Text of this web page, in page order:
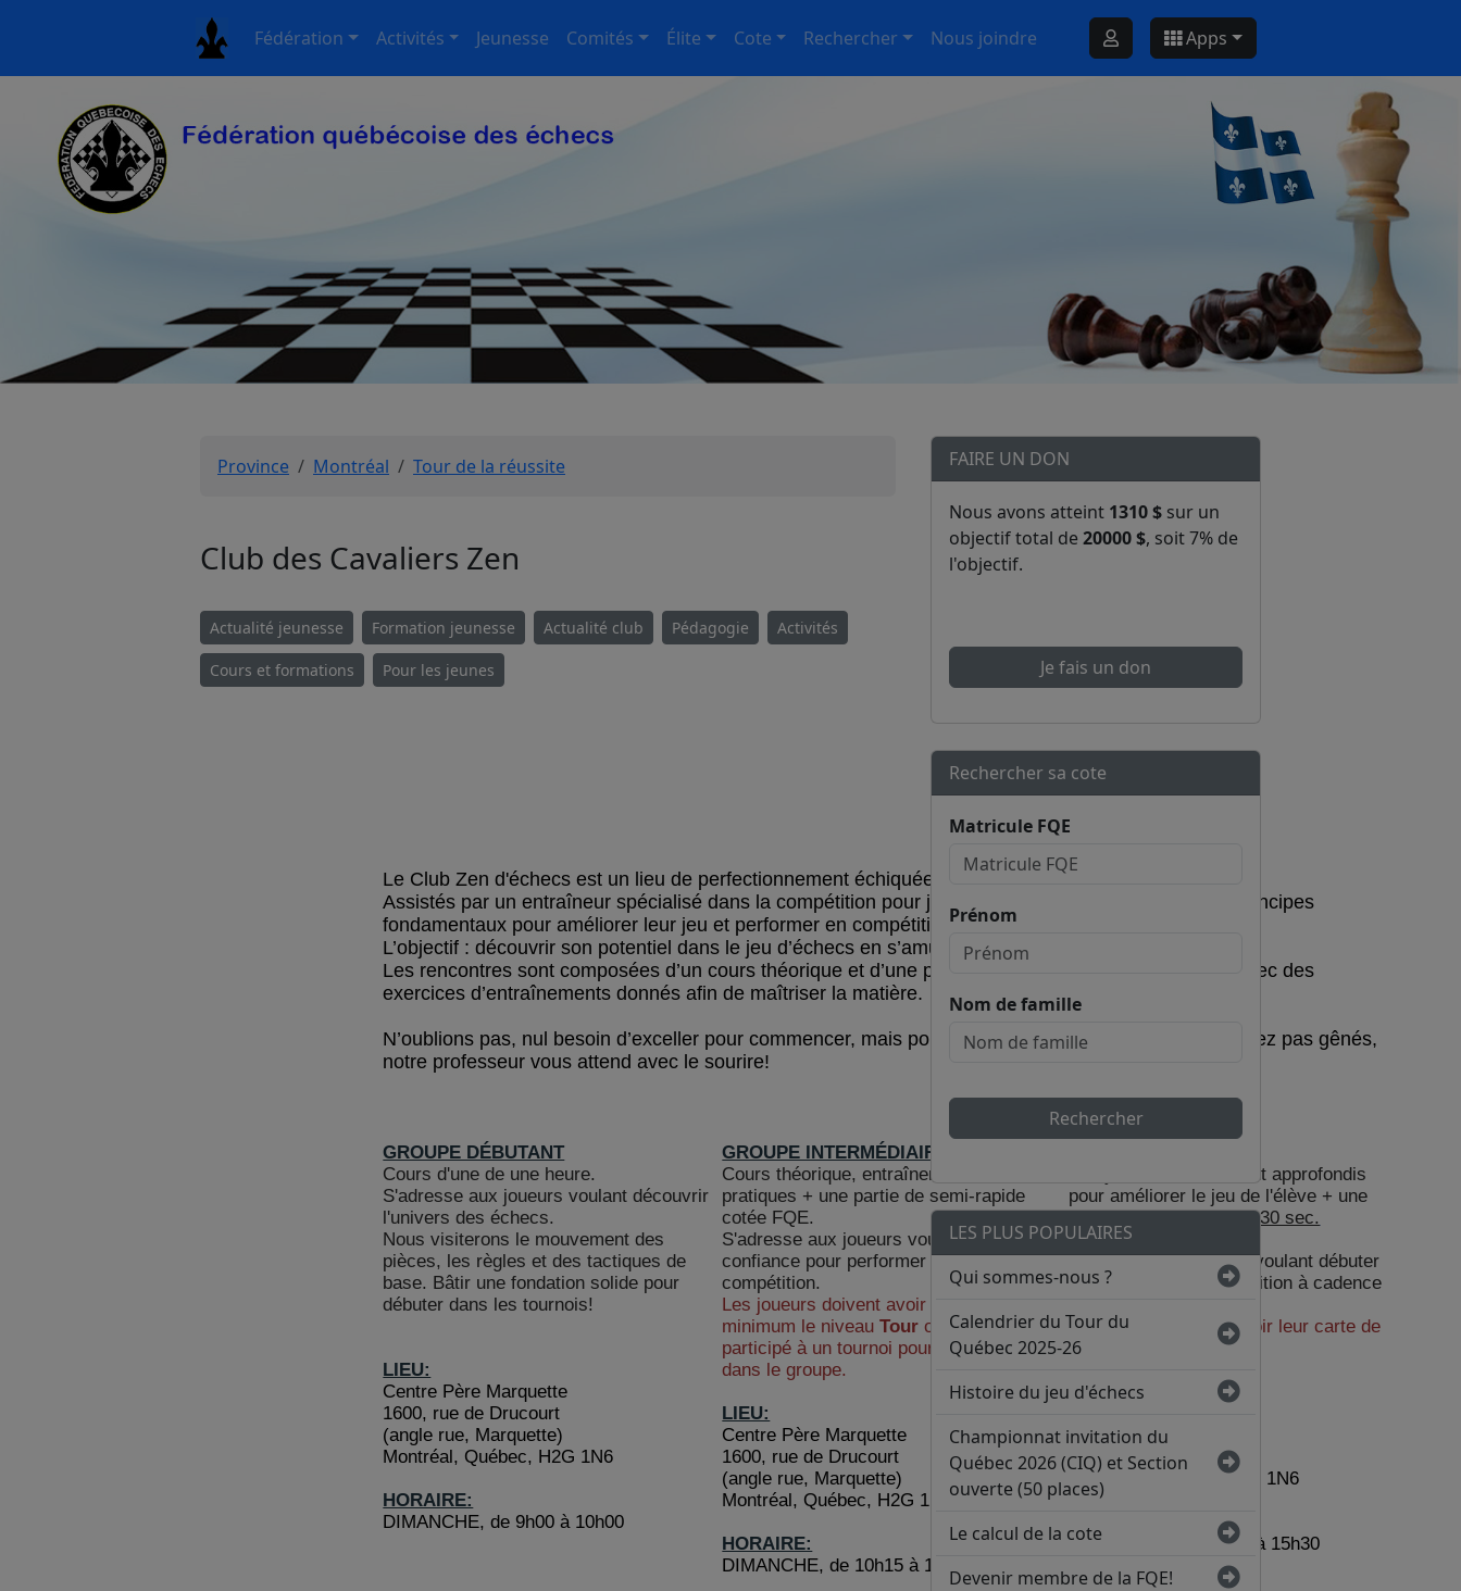
Fédération Activités Jeunesse Comités Élite Cote Rechercher Nous joindre Apps
Province Montréal Tour de la réussite
Club des Cavaliers Zen
Actualité jeunesse Formation jeunesse Actualité club Pédagogie Activités
Cours et formations Pour les jeunes
Le Club Zen d'échecs est un lieu de perfectionnement échiquéen pour les jeunes.
Assistés par un entraîneur spécialisé dans la compétition pour jeunes, les joueurs apprendront les principes
fondamentaux pour améliorer leur jeu et performer en compétition.
L’objectif : découvrir son potentiel dans le jeu d’échecs en s’amusant.
Les rencontres sont composées d’un cours théorique et d’une période pratique (partie cotée FQE) avec des
exercices d’entraînements donnés afin de maîtriser la matière.
N’oublions pas, nul besoin d’exceller pour commencer, mais pour exceller, il faut commencer! Ne soyez pas gênés,
notre professeur vous attend avec le sourire!
GROUPE DÉBUTANT
Cours d'une de une heure.
S'adresse aux joueurs voulant découvrir
l'univers des échecs.
Nous visiterons le mouvement des
pièces, les règles et des tactiques de
base. Bâtir une fondation solide pour
débuter dans les tournois!
LIEU:
Centre Père Marquette
1600, rue de Drucourt
(angle rue, Marquette)
Montréal, Québec, H2G 1N6
HORAIRE:
DIMANCHE, de 9h00 à 10h00
GROUPE INTERMÉDIAIRE
Cours théorique, entraînements
pratiques + une partie de semi-rapide
cotée FQE.
S'adresse aux joueurs voulant bâtir leur
confiance pour performer en
compétition.
Les joueurs doivent avoir atteint au
minimum le niveauTour ou avoir
participé à un tournoi pour être accepté
dans le groupe.
LIEU:
Centre Père Marquette
1600, rue de Drucourt
(angle rue, Marquette)
Montréal, Québec, H2G 1N6
HORAIRE:
DIMANCHE, de 10h15 à 12h15
Analyse et entraînement approfondis
pour améliorer le jeu de l'élève + une
partie lente de30 min.+30 sec.
incrément.
S'adresse aux joueurs voulant débuter
et performer en compétition à cadence
Les joueurs doivent avoir leur carte de
membre FQE
à jour.
LIEU:
1600, rue de Drucourt
(angle rue, Marquette)
Montréal, Québec, H2G 1N6
DIMANCHE, de 12h30 à 15h30
FAIRE UN DON
Nous avons atteint 1310 $ sur un
objectif total de 20000 $, soit 7% de
l'objectif.
Je fais un don
Rechercher sa cote
Matricule FQE
Prénom
Nom de famille
Rechercher
LES PLUS POPULAIRES
Qui sommes-nous ?
Calendrier du Tour du
Québec 2025-26
Histoire du jeu d'échecs
Championnat invitation du
Québec 2026 (CIQ) et Section
ouverte (50 places)
Le calcul de la cote
Devenir membre de la FQE!